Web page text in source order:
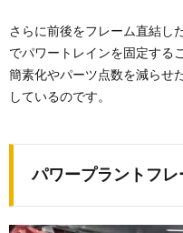
さらに前後をフレーム直結し
でパワートレインを固定する
簡素化やパーツ点数を減らせ
しているのです。
パワープラントフレ